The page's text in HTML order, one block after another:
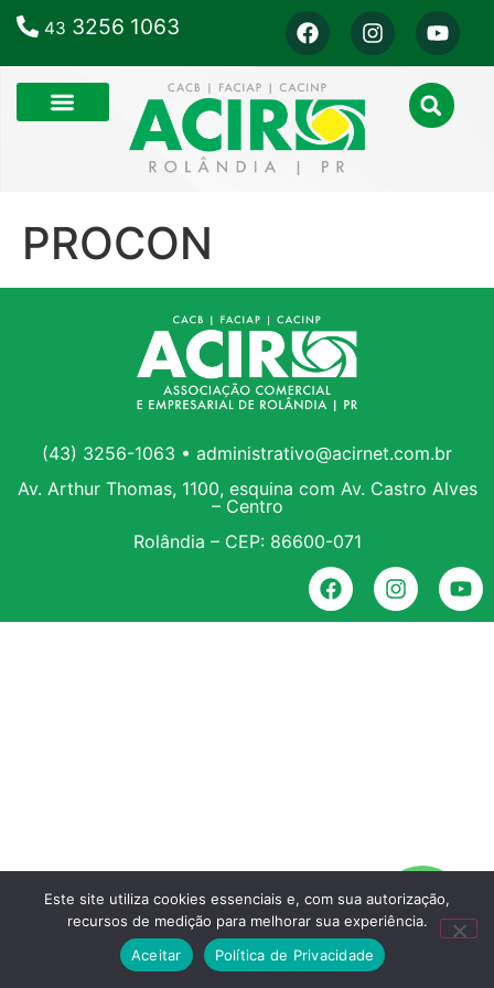
43 3256 1063
PROCON
(43) 3256-1063 • administrativo@acirnet.com.br
Av. Arthur Thomas, 1100, esquina com Av. Castro Alves
– Centro
Rolândia – CEP: 86600-071
Este site utiliza cookies essenciais e, com sua autorização,
recursos de medição para melhorar sua experiência.
Aceitar
Política de Privacidade